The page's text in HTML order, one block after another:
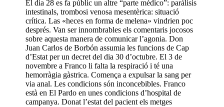
El dia 28 es fa públic un altre “parte médico”: paràlisis
intestinals, trombosi venosa mesentèrica: situació
crítica. Las «heces en forma de melena» vindrien poc
després. Van ser innombrables els comentaris jocosos
sobre aquesta manera de comunicar l’agonia. Don
Juan Carlos de Borbón assumia les funcions de Cap
d’Estat per un decret del dia 30 d’octubre. El 3 de
novembre a Franco li falta la respiració i té una
hemorràgia gàstrica. Comença a expulsar la sang per
via anal. Les condicions són inconcebibles. Franco
està en El Pardo en unes condicions d’hospital de
campanya. Donat l’estat del pacient els metges